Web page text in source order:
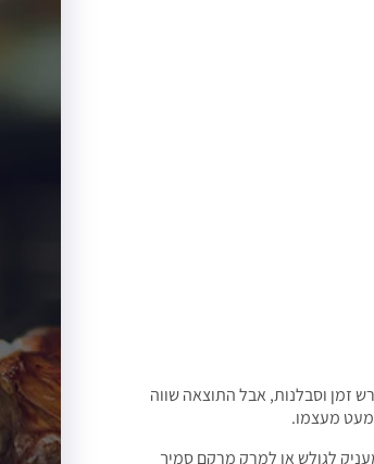
זמן וסבלנות, אבל התוצאה שווה
מעצמו.
לגולש או למרק מרקם סמיך